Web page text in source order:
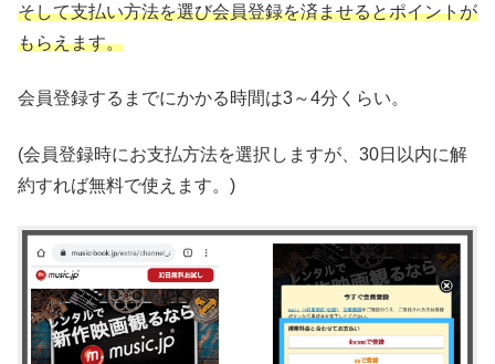
そして支払い方法を選び会員登録を済ませるとポイントが
もらえます。
会員登録するまでにかかる時間は3～4分くらい。
(会員登録時にお支払方法を選択しますが、30日以内に解
約すれば無料で使えます。)